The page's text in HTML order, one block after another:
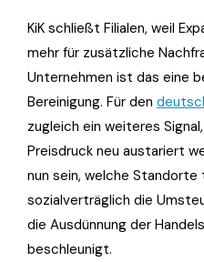
KiK schließt Filialen, weil
mehr für zusätzliche
Unternehmen ist das eine
Bereinigung. Für den
zugleich ein weiteres
Preisdruck neu austariert
nun sein, welche
sozialverträglich die
die Ausdünnung der
beschleunigt.